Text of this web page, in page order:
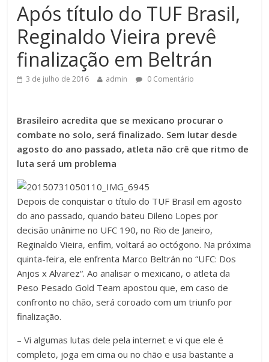
Após título do TUF Brasil,
Reginaldo Vieira prevê
finalização em Beltrán
3 de julho de 2016 admin 0 Comentário
Brasileiro acredita que se mexicano procurar o
combate no solo, será finalizado. Sem lutar desde
agosto do ano passado, atleta não crê que ritmo de
luta será um problema
Depois de conquistar o título do TUF Brasil em agosto
do ano passado, quando bateu Dileno Lopes por
decisão unânime no UFC 190, no Rio de Janeiro,
Reginaldo Vieira, enfim, voltará ao octógono. Na próxima
quinta-feira, ele enfrenta Marco Beltrán no “UFC: Dos
Anjos x Alvarez“. Ao analisar o mexicano, o atleta da
Peso Pesado Gold Team apostou que, em caso de
confronto no chão, será coroado com um triunfo por
finalização.
– Vi algumas lutas dele pela internet e vi que ele é
completo, joga em cima ou no chão e usa bastante a